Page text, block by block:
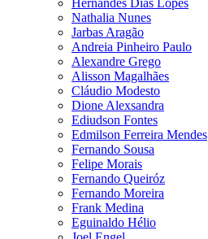
Hernandes Dias Lopes
Nathalia Nunes
Jarbas Aragão
Andreia Pinheiro Paulo
Alexandre Grego
Alisson Magalhães
Cláudio Modesto
Dione Alexsandra
Ediudson Fontes
Edmilson Ferreira Mendes
Fernando Sousa
Felipe Morais
Fernando Queiróz
Fernando Moreira
Frank Medina
Eguinaldo Hélio